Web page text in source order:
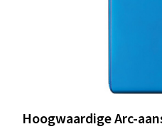
Hoogwaardige Arc-